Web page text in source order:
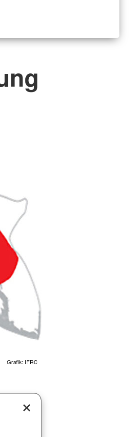
Grafik: IFRC